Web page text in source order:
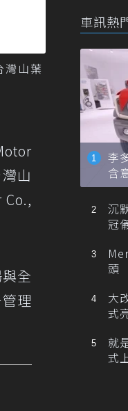
山葉
山
全
理
車訊熱
李
含
忙
沉
冠
頭
大
式
就
式